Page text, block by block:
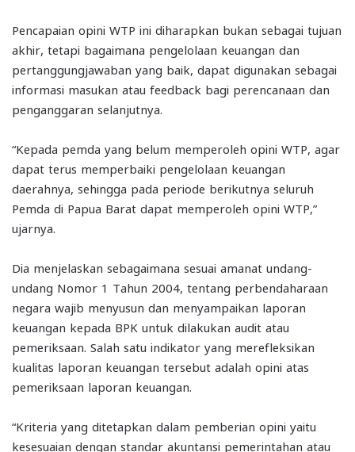
Pencapaian opini WTP ini diharapkan bukan sebagai tujuan
akhir, tetapi bagaimana pengelolaan keuangan dan
pertanggungjawaban yang baik, dapat digunakan sebagai
informasi masukan atau feedback bagi perencanaan dan
penganggaran selanjutnya.
“Kepada pemda yang belum memperoleh opini WTP, agar
dapat terus memperbaiki pengelolaan keuangan
daerahnya, sehingga pada periode berikutnya seluruh
Pemda di Papua Barat dapat memperoleh opini WTP,”
ujarnya.
Dia menjelaskan sebagaimana sesuai amanat undang-
undang Nomor 1 Tahun 2004, tentang perbendaharaan
negara wajib menyusun dan menyampaikan laporan
keuangan kepada BPK untuk dilakukan audit atau
pemeriksaan. Salah satu indikator yang merefleksikan
kualitas laporan keuangan tersebut adalah opini atas
pemeriksaan laporan keuangan.
“Kriteria yang ditetapkan dalam pemberian opini yaitu
kesesuaian dengan standar akuntansi pemerintahan atau